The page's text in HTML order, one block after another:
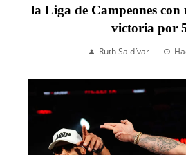
la Liga de Campeones
victoria por
Ruth Saldívar